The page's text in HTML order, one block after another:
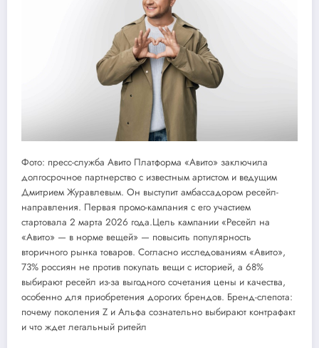
Фото: пресс-служба Авито Платформа «Авито» заключила
долгосрочное партнерство с известным артистом и ведущим
Дмитрием Журавлевым. Он выступит амбассадором ресейл-
направления. Первая промо-кампания с его участием
стартовала 2 марта 2026 года.Цель кампании «Ресейл на
«Авито» — в норме вещей» — повысить популярность
вторичного рынка товаров. Согласно исследованиям «Авито»,
73% россиян не против покупать вещи с историей, а 68%
выбирают ресейл из-за выгодного сочетания цены и качества,
особенно для приобретения дорогих брендов. Бренд-слепота:
почему поколения Z и Альфа сознательно выбирают контрафакт
и что ждет легальный ритейл